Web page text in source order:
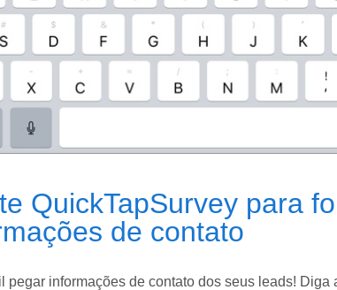
QuickTapSurvey para
de contato
pegar informações de contato dos seus leads! Diga